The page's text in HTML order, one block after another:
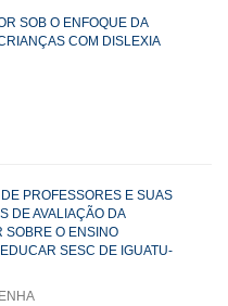
SOB O ENFOQUE DA
COM DISLEXIA
PROFESSORES E SUAS
DE AVALIAÇÃO DA
SOBRE O ENSINO
SESC DE IGUATU-